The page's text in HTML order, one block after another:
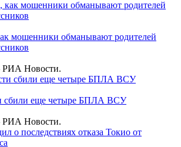
мошенники обманывают родителей
Новости.
сбили еще четыре БПЛА ВСУ
Новости.